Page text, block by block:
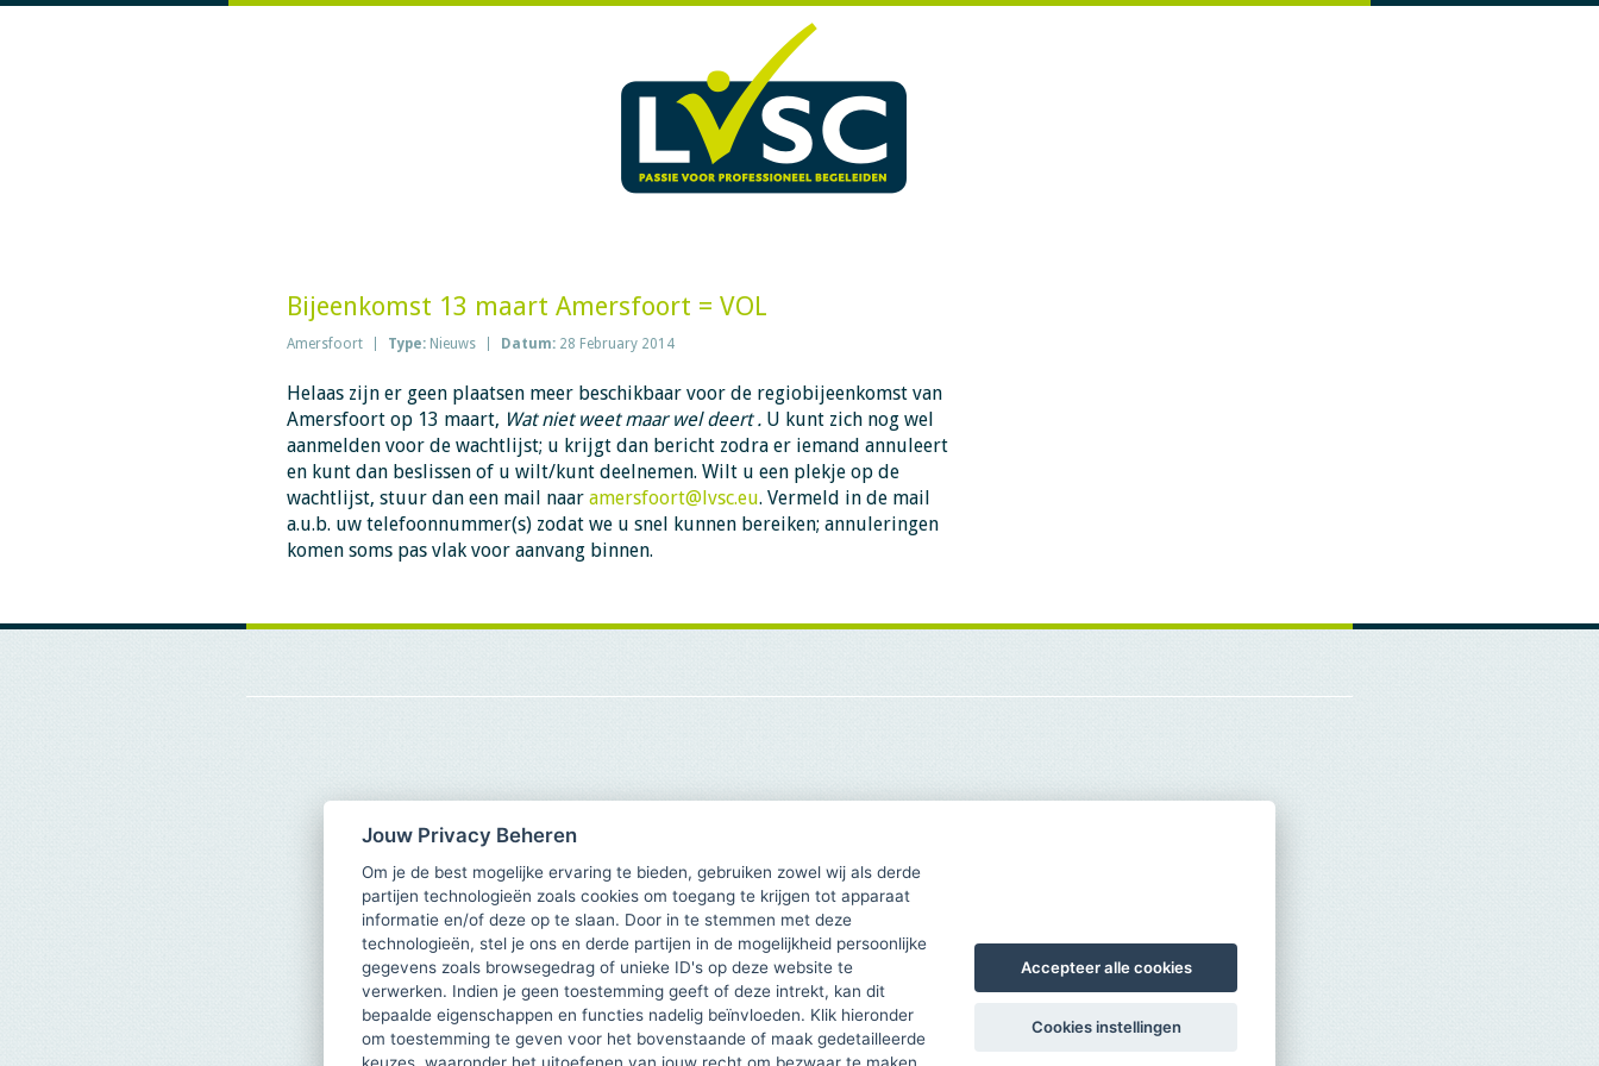
Bijeenkomst 13 maart Amersfoort = VOL
Amersfoort Type: Nieuws Datum: 28 February 2014
Helaas zijn er geen plaatsen meer beschikbaar voor de regiobijeenkomst van
Amersfoort op 13 maart, Wat niet weet maar wel deert . U kunt zich nog wel
aanmelden voor de wachtlijst; u krijgt dan bericht zodra er iemand annuleert
en kunt dan beslissen of u wilt/kunt deelnemen. Wilt u een plekje op de
wachtlijst, stuur dan een mail naar amersfoort@lvsc.eu. Vermeld in de mail
a.u.b. uw telefoonnummer(s) zodat we u snel kunnen bereiken; annuleringen
komen soms pas vlak voor aanvang binnen.
Jouw Privacy Beheren
Om je de best mogelijke ervaring te bieden, gebruiken zowel wij als derde
partijen technologieën zoals cookies om toegang te krijgen tot apparaat
informatie en/of deze op te slaan. Door in te stemmen met deze
technologieën, stel je ons en derde partijen in de mogelijkheid persoonlijke
gegevens zoals browsegedrag of unieke ID's op deze website te
verwerken. Indien je geen toestemming geeft of deze intrekt, kan dit
bepaalde eigenschappen en functies nadelig beïnvloeden. Klik hieronder
om toestemming te geven voor het bovenstaande of maak gedetailleerde
Accepteer alle cookies
Cookies instellingen